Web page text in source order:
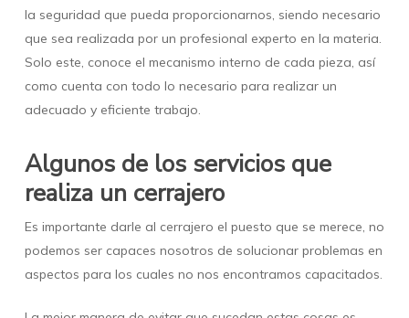
la seguridad que pueda proporcionarnos, siendo necesario
que sea realizada por un profesional experto en la materia.
Solo este, conoce el mecanismo interno de cada pieza, así
como cuenta con todo lo necesario para realizar un
adecuado y eficiente trabajo.
Algunos de los servicios que
realiza un cerrajero
Es importante darle al cerrajero el puesto que se merece, no
podemos ser capaces nosotros de solucionar problemas en
aspectos para los cuales no nos encontramos capacitados.